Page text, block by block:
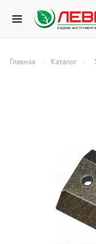
Главная – Каталог –